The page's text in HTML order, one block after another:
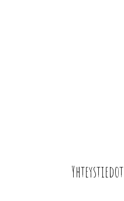
Yhteystiedot